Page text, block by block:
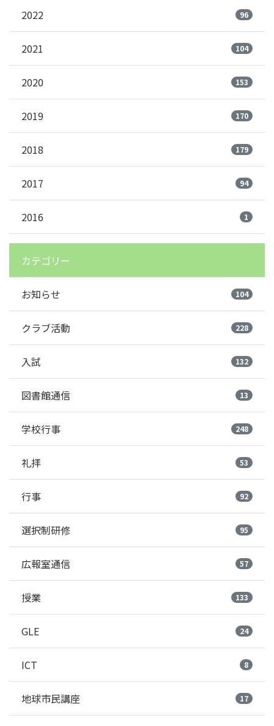
2022 96
2021 104
2020 153
2019 170
2018 179
2017 94
2016 1
カテゴリー
お知らせ 104
クラブ活動 228
入試 132
図書館通信 13
学校行事 248
礼拝 53
行事 92
選択制研修 95
広報室通信 57
授業 133
GLE 24
ICT 8
地球市民講座 17